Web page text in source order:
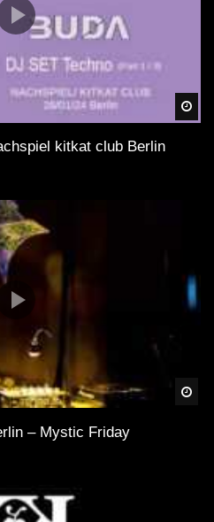
kitkat club Berlin
– Mystic Friday